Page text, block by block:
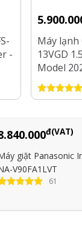
-
Máy lạnh
13VGD
Model
đ(VAT)
giặt Panasonic
V90FA1LVT
61